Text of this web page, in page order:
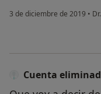
3 de diciembre de 2019 •
Cuenta